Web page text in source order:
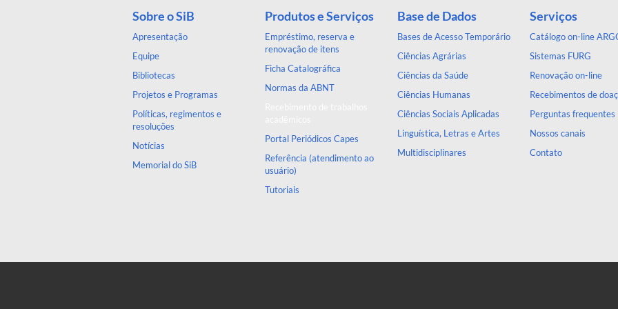
Sobre o SiB
Apresentação
Equipe
Bibliotecas
Projetos e Programas
Políticas, regimentos e
resoluções
Notícias
Memorial do SiB
Produtos e Serviços
Empréstimo, reserva e
renovação de itens
Ficha Catalográfica
Normas da ABNT
Portal Periódicos Capes
Referência (atendimento ao
usuário)
Tutoriais
Base de Dados
Bases de Acesso Temporário
Ciências Agrárias
Ciências da Saúde
Ciências Humanas
Ciências Sociais Aplicadas
Linguística, Letras e Artes
Multidisciplinares
Serviços
Catálogo on-line
Sistemas FURG
Renovação on-line
Recebimentos de
Perguntas frequentes
Nossos canais
Contato